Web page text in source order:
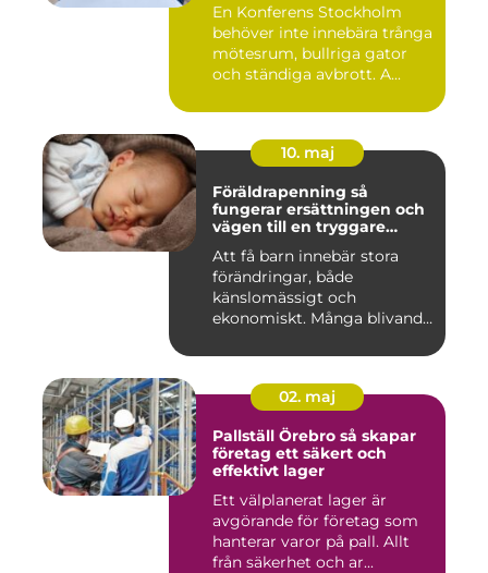
En Konferens Stockholm
behöver inte innebära trånga
mötesrum, bullriga gator
och ständiga avbrott. A...
10. maj
Föräldrapenning så
fungerar ersättningen och
vägen till en tryggare
Att få barn innebär stora
förändringar, både
känslomässigt och
ekonomiskt. Många blivande
02. maj
Pallställ Örebro så skapar
företag ett säkert och
effektivt lager
Ett välplanerat lager är
avgörande för företag som
hanterar varor på pall. Allt
från säkerhet och ar...